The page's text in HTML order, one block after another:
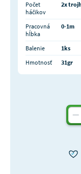
Počet
háčikov
2x
Pracovná
hĺbka
0-1m
Balenie 1ks
Hmotnosť
31gr